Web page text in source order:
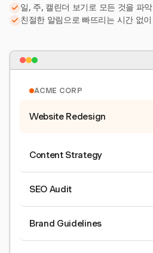
일, 주, 캘린더 보기로 모든 것을 파악
친절한 알림으로 빠뜨리는 시간 없이
ACME CORP
Website Redesign
Content Strategy
SEO Audit
Brand Guidelines